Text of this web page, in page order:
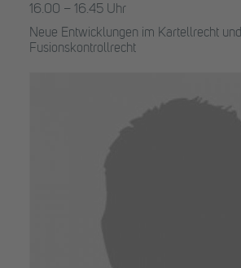
16.00 – 16.45 Uhr
Neue Entwicklungen im Kartellrecht und
Fusionskontrollrecht